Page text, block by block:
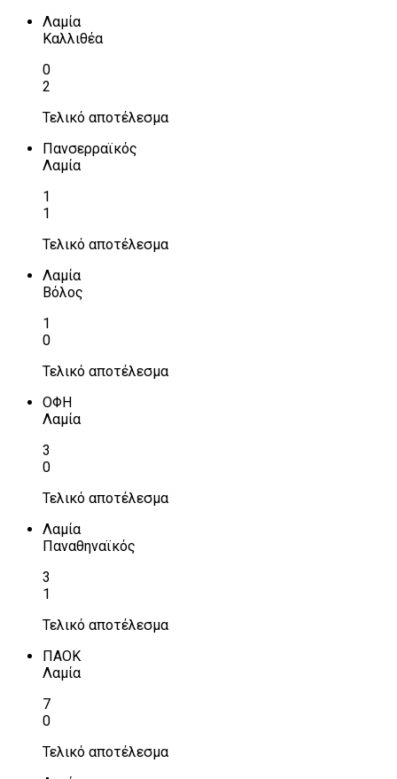
Λαμία
Καλλιθέα
0
2
Τελικό αποτέλεσμα
Πανσερραϊκός
Λαμία
1
1
Τελικό αποτέλεσμα
Λαμία
Βόλος
1
0
Τελικό αποτέλεσμα
ΟΦΗ
Λαμία
3
0
Τελικό αποτέλεσμα
Λαμία
Παναθηναϊκός
3
1
Τελικό αποτέλεσμα
ΠΑΟΚ
Λαμία
7
0
Τελικό αποτέλεσμα